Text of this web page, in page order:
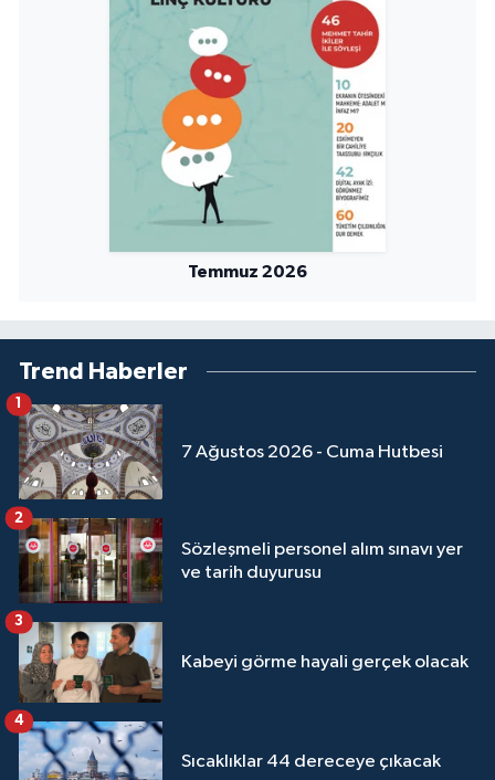
Temmuz 2026
Trend Haberler
7 Ağustos 2026 - Cuma Hutbesi
1
Sözleşmeli personel alım sınavı yer
ve tarih duyurusu
2
Kabeyi görme hayali gerçek olacak
3
Sıcaklıklar 44 dereceye çıkacak
4
Rize Müftülüğü
Sakarya Müftülüğü
Samsun Müftülüğü
Siirt Müftülüğü
Şırnak Müftülüğü
Tekirdağ Müftülüğü
Tokat Müftülüğü
Trabzon Müftülüğü
Tunceli Müftülüğü
Uşak Müftülüğü
Van Müftülüğü